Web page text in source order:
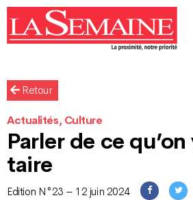
Retour
Actualités, Culture
Parler de ce
taire
Edition N°23 – 12 juin 2024